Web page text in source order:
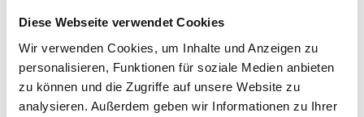
Diese Webseite verwendet Cookies
Wir verwenden Cookies, um Inhalte und Anzeigen zu
personalisieren, Funktionen für soziale Medien anbieten
zu können und die Zugriffe auf unsere Website zu
analysieren. Außerdem geben wir Informationen zu Ihrer
DETAILS
Datum: Februar 4